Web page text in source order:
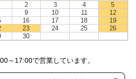
2 3 4
5
9 10 11
12
16 17 18
19
23 24 25
26
30
～17:00で営業しています。